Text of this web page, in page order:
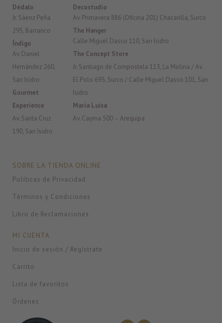
Dédalo
Jr. Sáenz Peña
295, Barranco
Índigo
Av. Daniel
Hernández 260,
San Isidro
Gourmet
Experience
Av. Santa Cruz
190, San Isidro
Decostudio
Av. Primavera 886 (Oficina 201) Chacarilla, Surco
The Hanger
Calle Miguel Dasso 110, San Isidro
The Concept Store
Jr. Santiago de Compostela 113, La Molina / Av.
El Polo 695, Surco / Calle Miguel Dasso 101, San
Isidro
Maria Luisa
Av. Cayma 500 – Arequipa
SOBRE LA TIENDA ONLINE
Políticas de Privacidad
Términos y Condiciones
Libro de Reclamaciones
MI CUENTA
Inicio de sesión / Regístrate
Carrito
Lista de favoritos
Órdenes